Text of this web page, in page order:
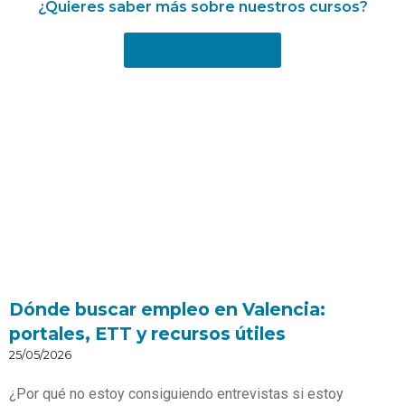
¿Quieres saber más sobre nuestros cursos?
Dónde buscar empleo en Valencia:
portales, ETT y recursos útiles
25/05/2026
¿Por qué no estoy consiguiendo entrevistas si estoy